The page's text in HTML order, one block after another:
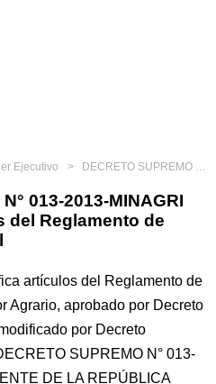
Ejecutivo DECRETO SUPREMO N° 013-2013-MINAGRI que modifica artículos del Reglamento de Gestión Ambiental del
013-2013-MINAGRI
del Reglamento de
artículos del Reglamento de
Agrario, aprobado por Decreto
por Decreto
SUPREMO N° 013-
DE LA REPÚBLICA